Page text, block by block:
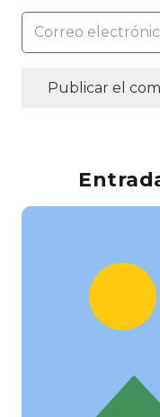
Publicar el